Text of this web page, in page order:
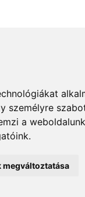
személyre
a
megváltoztatása